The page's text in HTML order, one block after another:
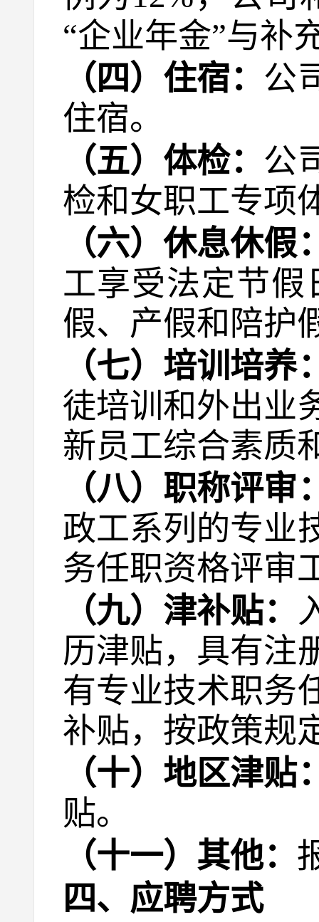
“企业年金”与补
（四）住宿： 公
住宿。
（五）体检： 公
检和女职工专项
（六）休息休假
工享受法定节
假、产假和陪护
（七）培训培养
徒培训和外出业
新员工综合素质
（八）职称评审
政工系列的专业
务任职资格评审
（九）津补贴：
历津贴，具有注
有专业技术职务
补贴，按政策规
（十）地区津贴
贴。
（十一）其他：
四、应聘方式